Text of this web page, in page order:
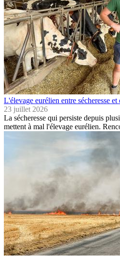
L'élevage eurélien entre sécheresse et
23 juillet 2026
La sécheresse qui persiste depuis
mettent à mal l'élevage eurélien.